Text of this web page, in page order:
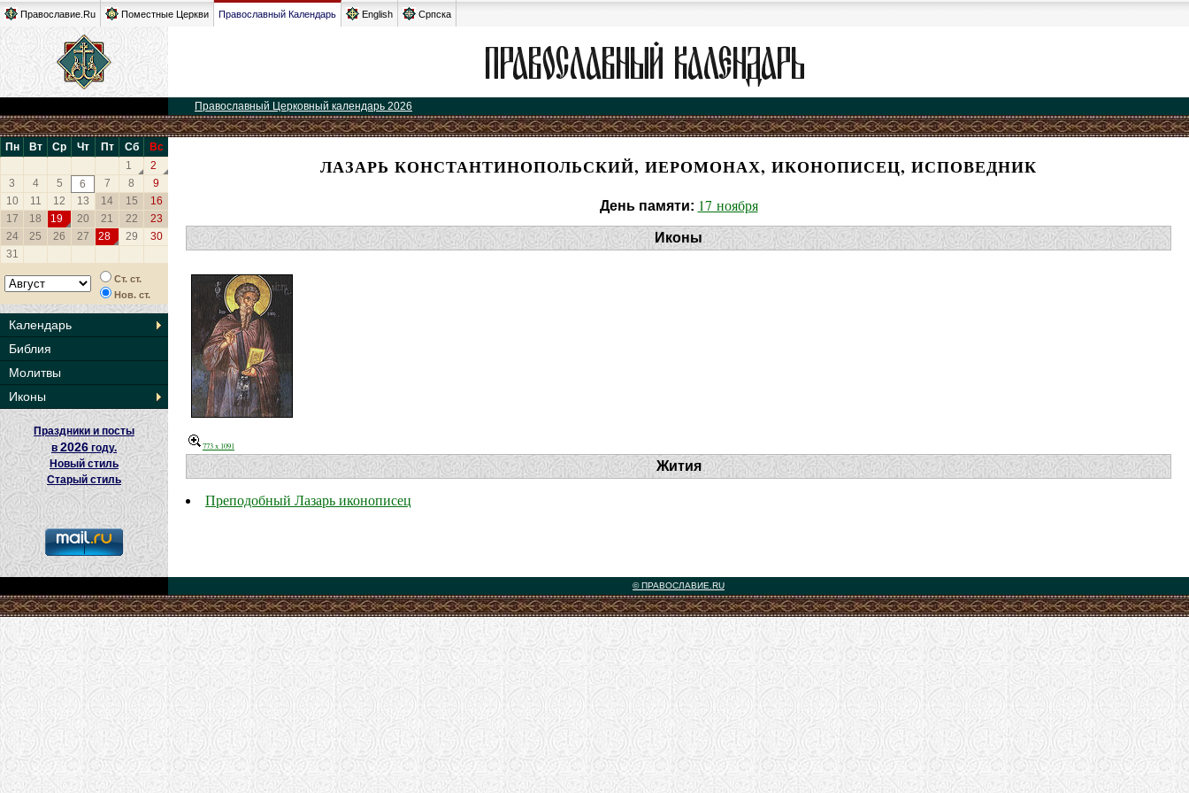
Православие.Ru Поместные Церкви Православный Календарь English Српска
Православный Церковный календарь 2026
Пн Вт Ср Чт Пт Сб
Вс
1
2
3
4 5 6 7 8
9
10
11 12 13 14 15
16
17
18 19 20 21 22
23
24
25 26 27 28 29
30
31
Ст. ст.
Нов. ст.
Календарь
Библия
Молитвы
Иконы
Праздники и посты
в2026 году.
Новый стиль
Старый стиль
ЛАЗАРЬ КОНСТАНТИНОПОЛЬСКИЙ, ИЕРОМОНАХ, ИКОНОПИСЕЦ, ИСПОВЕДНИК
День памяти: 17 ноября
Иконы
773 x 1091
Жития
Преподобный Лазарь иконописец
© ПРАВОСЛАВИЕ.RU